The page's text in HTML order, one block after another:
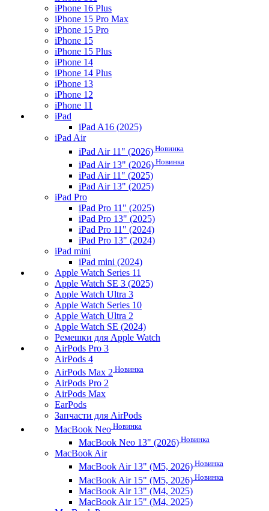
iPhone 16 Plus
iPhone 15 Pro Max
iPhone 15 Pro
iPhone 15
iPhone 15 Plus
iPhone 14
iPhone 14 Plus
iPhone 13
iPhone 12
iPhone 11
iPad
iPad A16 (2025)
iPad Air
iPad Air 11" (2026) Новинка
iPad Air 13" (2026) Новинка
iPad Air 11" (2025)
iPad Air 13" (2025)
iPad Pro
iPad Pro 11" (2025)
iPad Pro 13" (2025)
iPad Pro 11" (2024)
iPad Pro 13" (2024)
iPad mini
iPad mini (2024)
Apple Watch Series 11
Apple Watch SE 3 (2025)
Apple Watch Ultra 3
Apple Watch Series 10
Apple Watch Ultra 2
Apple Watch SE (2024)
Ремешки для Apple Watch
AirPods Pro 3
AirPods 4
AirPods Max 2 Новинка
AirPods Pro 2
AirPods Max
EarPods
Запчасти для AirPods
MacBook Neo Новинка
MacBook Neo 13" (2026) Новинка
MacBook Air
MacBook Air 13" (M5, 2026) Новинка
MacBook Air 15" (M5, 2026) Новинка
MacBook Air 13" (M4, 2025)
MacBook Air 15" (M4, 2025)